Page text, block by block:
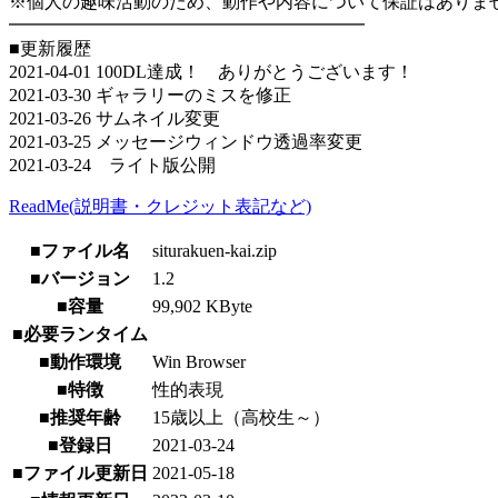
━━━━━━━━━━━━━━━━━━━━
■更新履歴
2021-04-01 100DL達成！ ありがとうございます！
2021-03-30 ギャラリーのミスを修正
2021-03-26 サムネイル変更
2021-03-25 メッセージウィンドウ透過率変更
2021-03-24 ライト版公開
ReadMe(説明書・クレジット表記など)
■ファイル名
siturakuen-kai.zip
■バージョン
1.2
■容量
99,902 KByte
■必要ランタイム
■動作環境
Win Browser
■特徴
性的表現
■推奨年齢
15歳以上（高校生～）
■登録日
2021-03-24
■ファイル更新日 2021-05-18